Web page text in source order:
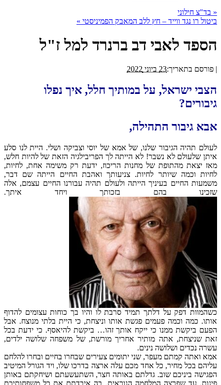
« בד"צ חילוני
ביטול רו נגד ווייד – חץ ללב המאבק הפמיניסטי »
הספד לאבי דב ברנרד למל ז"ל
| פורסם בתאריך:23 ביוני 2022
הצבי ישראל, על במותיך חלל, איך נפלו
גיבורים?
אבא גיבור התהילה,
לעולם תהיה הגיבור שלנו, של אמא של יוסי וצביקה ושלי. היית לנו סלע
איתן שלעולם לא נשבר! לא הייתה לך הפריבילגיה הזאת של להיות חלש,
מאז יצאת מהתופת של מחנות הריכוז, ידעת רק משימה אחת, לחיות,
לחיות וכמה שיותר לחיות. צניעותך ואהבת החיים הייתה שם דבר,
משמעות החיים בעיניך הייתה ולעולם תהיה עבורנו החיים עצמם, אלה
שזכינו בהם בזכותך ויחד איתך.
כשהמוות דפק על דלתך תמיד סרבת לו והיו בך כוחות עצומים להדוף
אותו. כמה וכמה פעמים פגשת אותו וניצחת, כי היית בלתי מנוצח. אבל
הפעם ביקשת ממנו כי ייקח אותך זהו… ביקשת להיאסף. כי ידעת בכל
זאת שניצחת, אתה מותיר אחריך מורשת, של משפחה שלושה ילדים,
עשרה נכדים ושלושה נינים.
אמא ואתה קמתם מעפר, שני יתומים צעירים שבחרו בחיים ובחרו להלחם
עליהם בכל מחיר, כל אחד מכם עלה ארצה בדרכו שלו, ויד הגורל המיטיב
הפגישה ביניכם שוב. גדלתם באותה חצר, השתעשעתם ושיחקתם באותן